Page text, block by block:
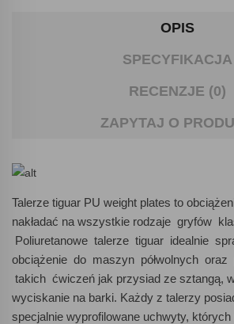
OPIS
SPECYFIKACJA
RECENZJE (0)
ZAPYTAJ O
Talerze tiguar PU weight plates to
nakładać na wszystkie rodzaje gryfów
Poliuretanowe talerze tiguar idealnie
obciążenie do maszyn półwolnych
takich ćwiczeń jak przysiad ze sztangą,
wyciskanie na barki. Każdy z talerzy
specjalnie wyprofilowane uchwyty, których